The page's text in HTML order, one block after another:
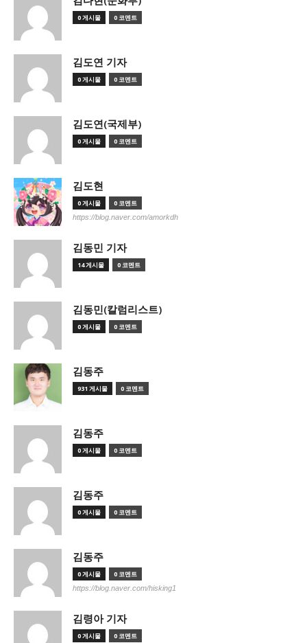
0 게시물 0 코멘트
김도연 기자
0 게시물 0 코멘트
김도연(국제부)
0 게시물 0 코멘트
김도현
0 게시물 0 코멘트
https://blog.naver.com/amorkdh
김동민 기자
14 게시물 0 코멘트
김동민(칼럼리스트)
0 게시물 0 코멘트
김동주
931 게시물 0 코멘트
김동주
0 게시물 0 코멘트
김동주
0 게시물 0 코멘트
김동주
0 게시물 0 코멘트
https://blog.naver.com/hisking1
김령아 기자
0 게시물 0 코멘트